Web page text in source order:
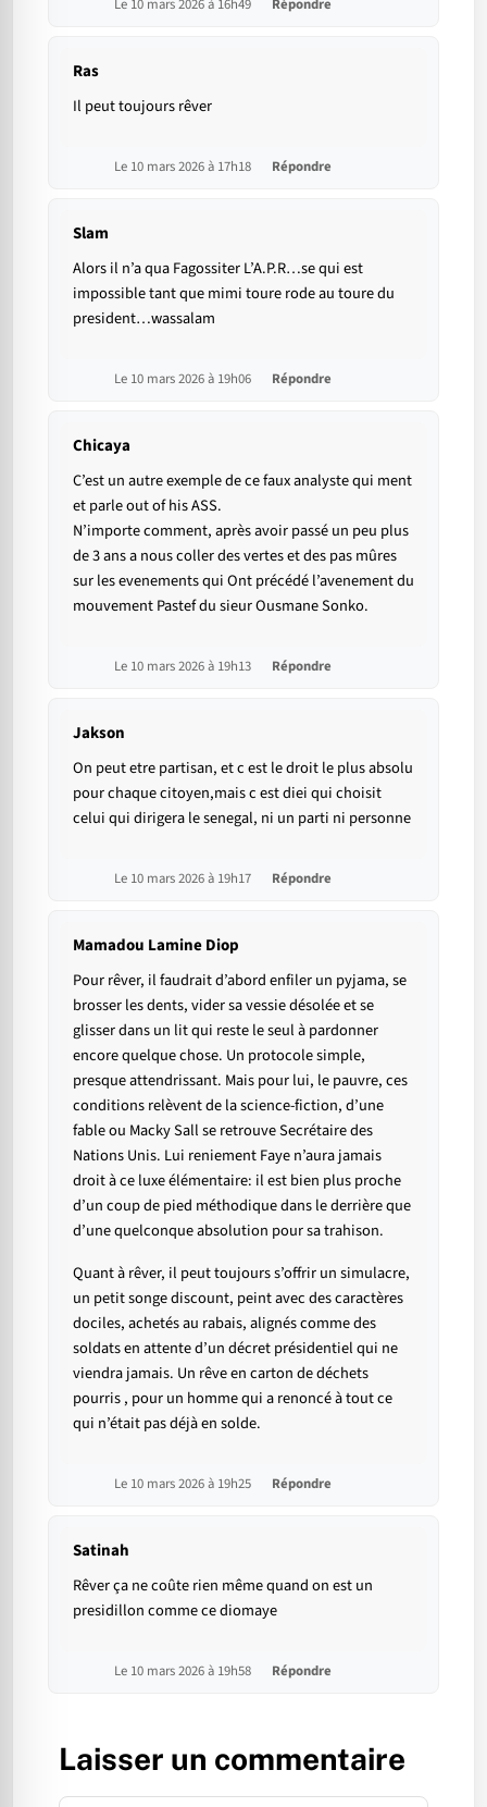
Ras
Il peut toujours rêver
Le 10 mars 2026 à 17h18 Répondre
Slam
Alors il n’a qua Fagossiter L’A.P.R…se qui est
impossible tant que mimi toure rode au toure du
president…wassalam
Le 10 mars 2026 à 19h06 Répondre
Chicaya
C’est un autre exemple de ce faux analyste qui ment
et parle out of his ASS.
N’importe comment, après avoir passé un peu plus
de 3 ans a nous coller des vertes et des pas mûres
sur les evenements qui Ont précédé l’avenement du
mouvement Pastef du sieur Ousmane Sonko.
Le 10 mars 2026 à 19h13 Répondre
Jakson
On peut etre partisan, et c est le droit le plus absolu
pour chaque citoyen,mais c est diei qui choisit
celui qui dirigera le senegal, ni un parti ni personne
Le 10 mars 2026 à 19h17 Répondre
Mamadou Lamine Diop
Pour rêver, il faudrait d’abord enfiler un pyjama, se
brosser les dents, vider sa vessie désolée et se
glisser dans un lit qui reste le seul à pardonner
encore quelque chose. Un protocole simple,
presque attendrissant. Mais pour lui, le pauvre, ces
conditions relèvent de la science-fiction, d’une
fable ou Macky Sall se retrouve Secrétaire des
Nations Unis. Lui reniement Faye n’aura jamais
droit à ce luxe élémentaire: il est bien plus proche
d’un coup de pied méthodique dans le derrière que
d’une quelconque absolution pour sa trahison.
Quant à rêver, il peut toujours s’offrir un simulacre,
un petit songe discount, peint avec des caractères
dociles, achetés au rabais, alignés comme des
soldats en attente d’un décret présidentiel qui ne
viendra jamais. Un rêve en carton de déchets
pourris , pour un homme qui a renoncé à tout ce
qui n’était pas déjà en solde.
Le 10 mars 2026 à 19h25 Répondre
Satinah
Rêver ça ne coûte rien même quand on est un
presidillon comme ce diomaye
Le 10 mars 2026 à 19h58 Répondre
Laisser un commentaire